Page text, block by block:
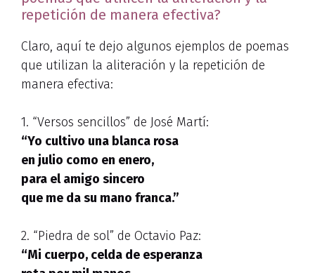
repetición de manera efectiva?
Claro, aquí te dejo algunos ejemplos de poemas
que utilizan la aliteración y la repetición de
manera efectiva:
1. “Versos sencillos” de José Martí:
“Yo cultivo una blanca rosa
en julio como en enero,
para el amigo sincero
que me da su mano franca.”
2. “Piedra de sol” de Octavio Paz:
“Mi cuerpo, celda de esperanza